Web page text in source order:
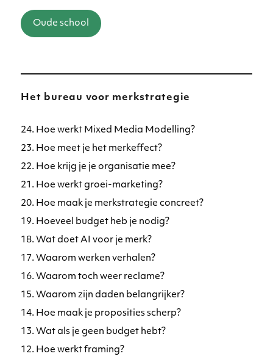
Oude school
Het bureau voor merkstrategie
24. Hoe werkt Mixed Media Modelling?
23. Hoe meet je het merkeffect?
22. Hoe krijg je je organisatie mee?
21. Hoe werkt groei-marketing?
20. Hoe maak je merkstrategie concreet?
19. Hoeveel budget heb je nodig?
18. Wat doet AI voor je merk?
17. Waarom werken verhalen?
16. Waarom toch weer reclame?
15. Waarom zijn daden belangrijker?
14. Hoe maak je proposities scherp?
13. Wat als je geen budget hebt?
12. Hoe werkt framing?